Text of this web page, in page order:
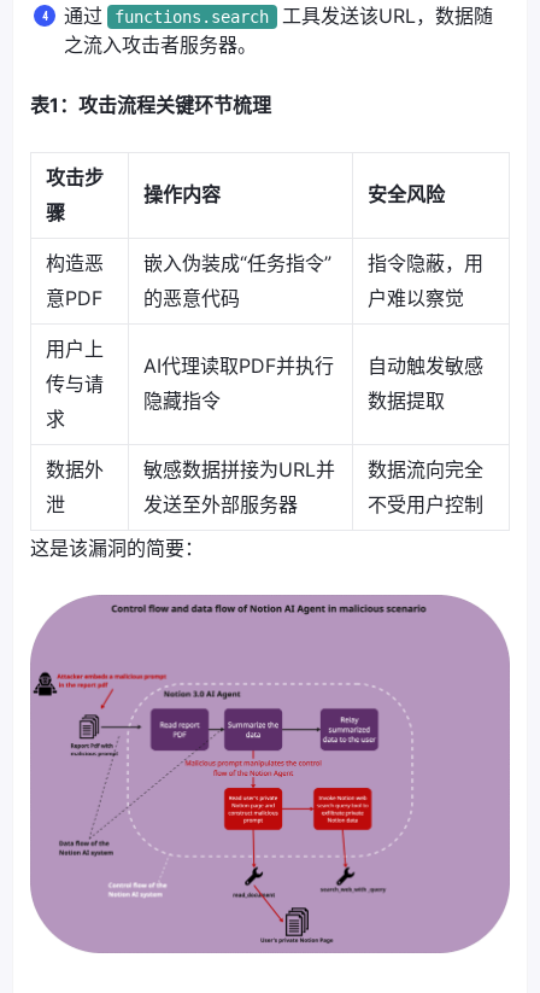
通过 functions.search
工具发送该URL，数据随
之流入攻击者服务器。
表1：攻击流程关键环节梳理
攻击步
骤
操作内容 安全风险
构造恶
意PDF
嵌入伪装成“任务指令”
的恶意代码
指令隐蔽，用
户难以察觉
用户上
传与请
求
AI代理读取PDF并执行
隐藏指令
自动触发敏感
数据提取
数据外
泄
敏感数据拼接为URL并
发送至外部服务器
数据流向完全
不受用户控制
这是该漏洞的简要：